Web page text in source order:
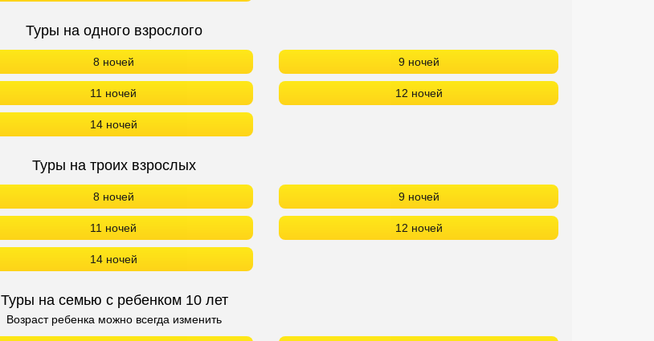
Туры на одного взрослого
8 ночей 9 ночей
11 ночей 12 ночей
14 ночей
Туры на троих взрослых
8 ночей 9 ночей
11 ночей 12 ночей
14 ночей
Туры на семью с ребенком 10 лет
Возраст ребенка можно всегда изменить